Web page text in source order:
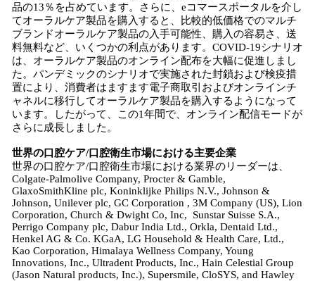
品の13％を占めています。さらに、eコマースポータルを介し
てオーラルケア製品を購入すると、比較的低価格でのマルチ
ブランドオーラルケア製品の入手可能性、購入の容易さ、送
料無料など、いくつかの利点があります。COVID-19シナリオ
は、オーラルケア製品のオンライン配布を大幅に促進しまし
た。パンデミックのシナリオで実施された封鎖および検疫措
置により、消費者はますます電子商取引およびオンラインチ
ャネルに移行してオーラルケア製品を購入するようになって
います。したがって、この1年間で、オンライン配信モードが
さらに成長しました。
世界の口腔ケア/口腔衛生市場における主要企業
世界の口腔ケア/口腔衛生市場における業界のリーダーは、
Colgate-Palmolive Company, Procter & Gamble,
GlaxoSmithKline plc, Koninklijke Philips N.V., Johnson &
Johnson, Unilever plc, GC Corporation , 3M Company (US), Lion
Corporation, Church & Dwight Co, Inc, Sunstar Suisse S.A.,
Perrigo Company plc, Dabur India Ltd., Orkla, Dentaid Ltd.,
Henkel AG & Co. KGaA, LG Household & Health Care, Ltd.,
Kao Corporation, Himalaya Wellness Company, Young
Innovations, Inc., Ultradent Products, Inc., Hain Celestial Group
(Jason Natural products, Inc.), Supersmile, CloSYS, and Hawley